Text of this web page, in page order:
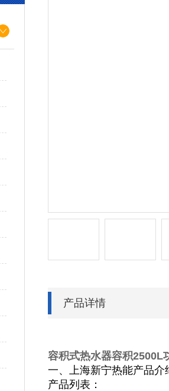
产品详情
容积式热水器容积2500L
一、上海新宁热能产品介
产品列表：